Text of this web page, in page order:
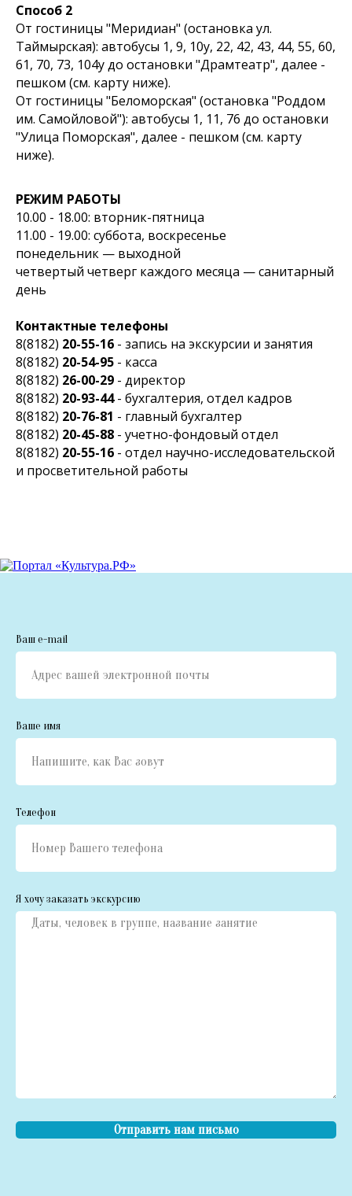
Способ 2
От гостиницы "Меридиан" (остановка ул.
Таймырская): автобусы 1, 9, 10у, 22, 42, 43, 44, 55, 60,
61, 70, 73, 104у до остановки "Драмтеатр", далее -
пешком (см. карту ниже).
От гостиницы "Беломорская" (остановка "Роддом
им. Самойловой"): автобусы 1, 11, 76 до остановки
"Улица Поморская", далее - пешком (см. карту
ниже).
РЕЖИМ РАБОТЫ
10.00 - 18.00: вторник-пятница
11.00 - 19.00: суббота, воскресенье
понедельник — выходной
четвертый четверг каждого месяца — санитарный
день
Контактные телефоны
8(8182) 20-55-16 - запись на экскурсии и занятия
8(8182) 20-54-95 - касса
8(8182) 26-00-29 - директор
8(8182) 20-93-44- бухгалтерия, отдел кадров
8(8182) 20-76-81 - главный бухгалтер
8(8182) 20-45-88 - учетно-фондовый отдел
8(8182) 20-55-16 - отдел научно-исследовательской
и просветительной работы
Ваш е-mail
Ваше имя
Телефон
Я хочу заказать экскурсию
Отправить нам письмо